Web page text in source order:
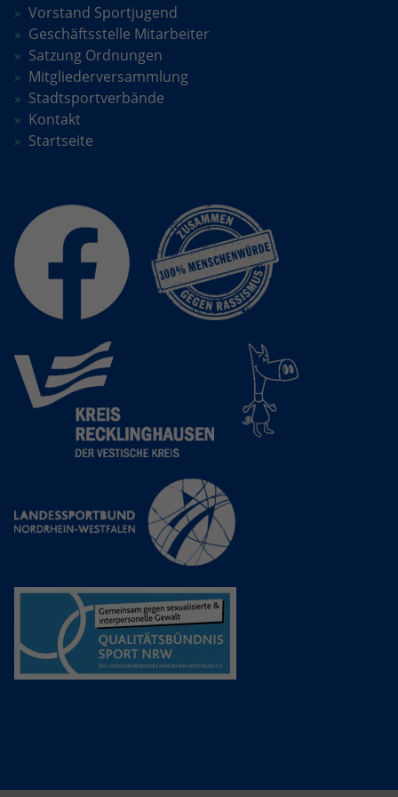
Vorstand Sportjugend
Geschäftsstelle Mitarbeiter
Satzung Ordnungen
Mitgliederversammlung
Stadtsportverbände
Kontakt
Startseite
Anbieter Google LLC
Laufzeit 2 Jahre
Zweck
Wird verwendet, um den Sitzungsstatus